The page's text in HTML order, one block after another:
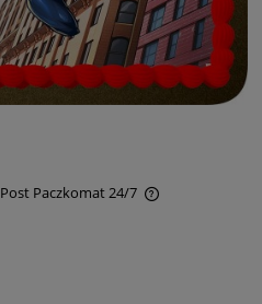
Paczkomat 24/7
kosztów płatności